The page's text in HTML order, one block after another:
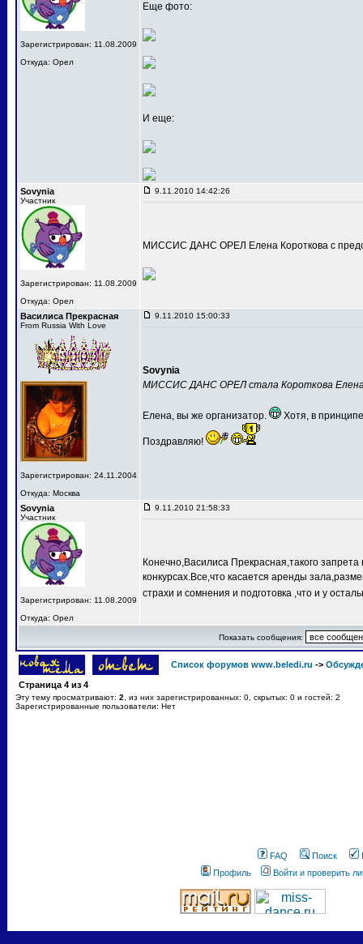
Зарегистрирован: 11.08.2009
Откуда: Орел
Еще фото:
И еще:
Sovynia
Участник
Зарегистрирован: 11.08.2009
Откуда: Орел
9.11.2010 14:42:26
МИССИС ДАНС ОРЕЛ Елена Короткова с
Василиса Прекрасная
From Russia With Love
Зарегистрирован: 24.11.2004
Откуда: Москва
9.11.2010 15:00:33
Sovynia
МИССИС ДАНС ОРЕЛ стала Короткова
Елена, вы же организатор. Хотя, в
Поздравляю!
Sovynia
Участник
Зарегистрирован: 11.08.2009
Откуда: Орел
9.11.2010 21:58:33
Конечно,Василиса Прекрасная,такого
конкурсах.Все,что касается аренды
страхи и сомнения и подготовка ,что и у
Показать сообщения:
Список форумов www.beledi.ru ->
Страница 4 из 4
Эту тему просматривают: 2 , из них зарегистрированных: 0, скрытых: 0 и гостей: 2
Зарегистрированные пользователи: Нет
FAQ Поиск
Профиль
Войти и проверить